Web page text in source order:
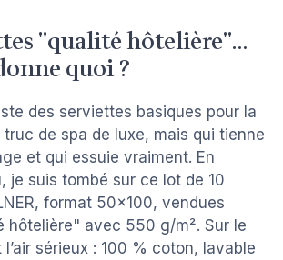
"qualité hôtelière"…
quoi ?
des serviettes basiques pour la
truc de spa de luxe, mais qui tienne
et qui essuie vraiment. En
je suis tombé sur ce lot de 10
format 50x100, vendues
hôtelière" avec 550 g/m². Sur le
sérieux : 100 % coton, lavable